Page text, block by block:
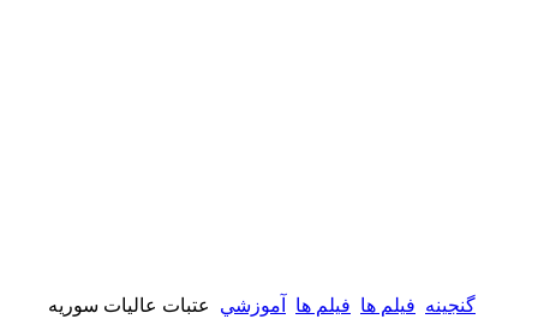
گنجینه فیلم ها فيلم ها آموزشي عتبات عاليات سوريه